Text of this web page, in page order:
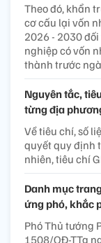
Theo đó, khẩn
cơ cấu lại vốn
2026 - 2030
nghiệp có vốn
thành trước
Nguyên tắc,
từng địa
Về tiêu chí, số
quyết quy định
nhiên, tiêu chí
Danh mục
ứng phó, khắc
Phó Thủ tướng
1508/QĐ-TTg